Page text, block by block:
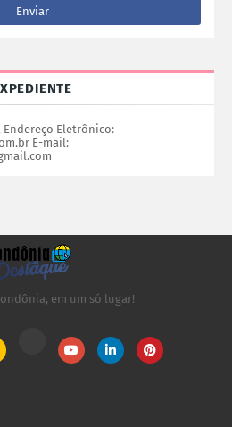
Endereço Eletrônico:
E-mail:
em um só lugar!